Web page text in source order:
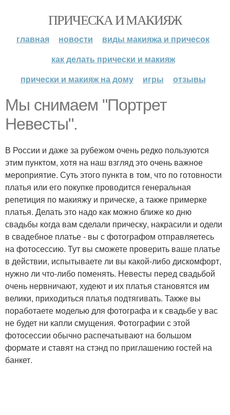
ПРИЧЕСКА И МАКИЯЖ
главная новости
виды макияжа и причесок
как делать прически и макияж
прически и макияж на дому
игры отзывы
Мы снимаем "Портрет
Невесты".
В России и даже за рубежом очень редко пользуются
этим пунктом, хотя на наш взгляд это очень важное
мероприятие. Суть этого пункта в том, что по готовности
платья или его покупке проводится генеральная
репетиция по макияжу и прическе, а также примерке
платья. Делать это надо как можно ближе ко дню
свадьбы когда вам сделали прическу, накрасили и одели
в свадебное платье - вы с фотографом отправляетесь
на фотосессию. Тут вы сможете проверить ваше платье
в действии, испытываете ли вы какой-либо дискомфорт,
нужно ли что-либо поменять. Невесты перед свадьбой
очень нервничают, худеют и их платья становятся им
велики, приходиться платья подтягивать. Также вы
поработаете моделью для фотографа и к свадьбе у вас
не будет ни капли смущения. Фотографии с этой
фотосессии обычно распечатывают на большом
формате и ставят на стэнд по приглашению гостей на
банкет.